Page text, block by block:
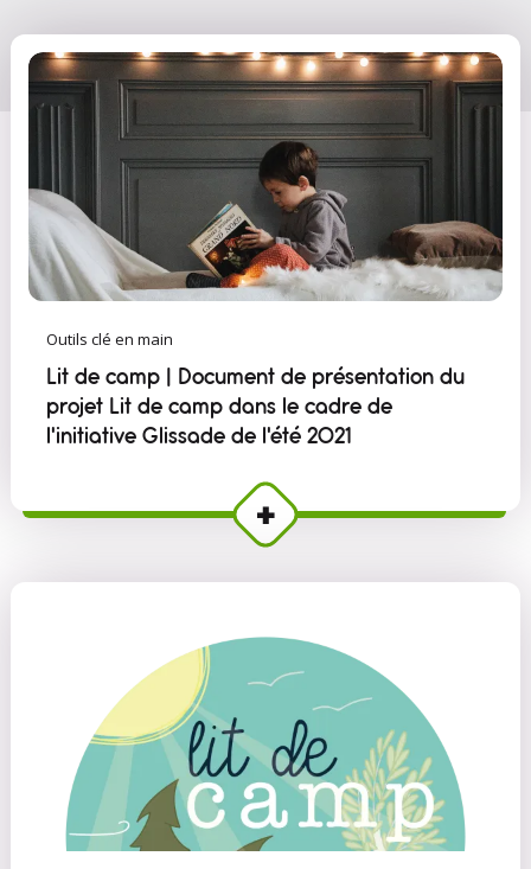
Outils clé en main
Lit de camp | Document de présentation du
projet Lit de camp dans le cadre de
l'initiative Glissade de l'été 2021